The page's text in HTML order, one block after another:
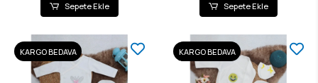
Sepete Ekle Sepete Ekle
KARGO BEDAVA KARGO BEDAVA